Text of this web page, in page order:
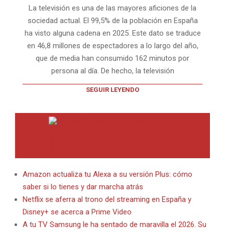
La televisión es una de las mayores aficiones de la
sociedad actual. El 99,5% de la población en España
ha visto alguna cadena en 2025. Este dato se traduce
en 46,8 millones de espectadores a lo largo del año,
que de media han consumido 162 minutos por
persona al día. De hecho, la televisión
SEGUIR LEYENDO
Amazon actualiza tu Alexa a su versión Plus: cómo
saber si lo tienes y dar marcha atrás
Netflix se aferra al trono del streaming en España y
Disney+ se acerca a Prime Video
A tu TV Samsung le ha sentado de maravilla el 2026. Su